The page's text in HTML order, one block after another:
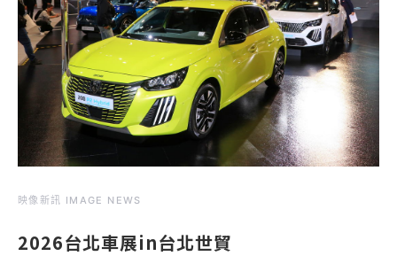
映像新訊 IMAGE NEWS
2026台北車展in台北世貿